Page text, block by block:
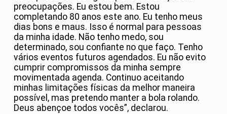
preocupações. Eu estou bem. Estou
completando 80 anos este ano. Eu tenho meus
dias bons e maus. Isso é normal para pessoas
da minha idade. Não tenho medo, sou
determinado, sou confiante no que faço. Tenho
vários eventos futuros agendados. Eu não evito
cumprir compromissos da minha sempre
movimentada agenda. Continuo aceitando
minhas limitações físicas da melhor maneira
possível, mas pretendo manter a bola rolando.
Deus abençoe todos vocês”, declarou.